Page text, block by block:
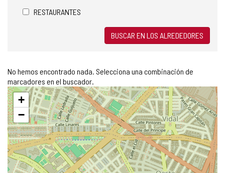
)
RESTAURANTES
BUSCAR EN LOS ALREDEDORES
No hemos encontrado nada. Selecciona una combinación de
marcadores en el buscador.
Saltar
mapa
+
−